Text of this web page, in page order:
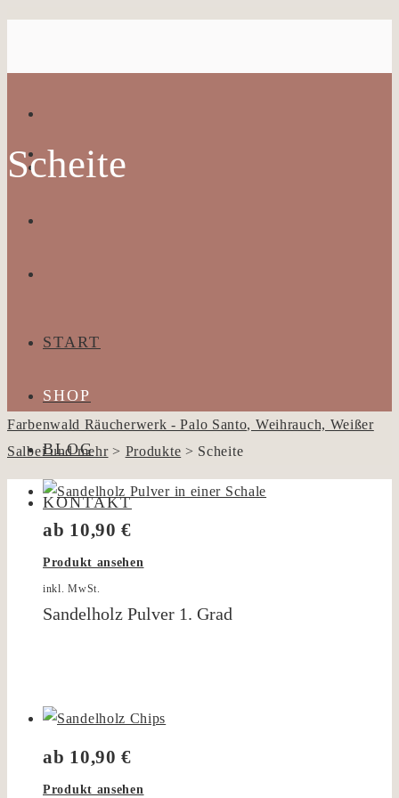
START
SHOP
BLOG
KONTAKT
Scheite
Farbenwald Räucherwerk - Palo Santo, Weihrauch, Weißer
Salbei und mehr> Produkte > Scheite
ab 10,90€
Produkt ansehen
inkl. MwSt.
Sandelholz Pulver 1. Grad
ab 10,90€
Produkt ansehen